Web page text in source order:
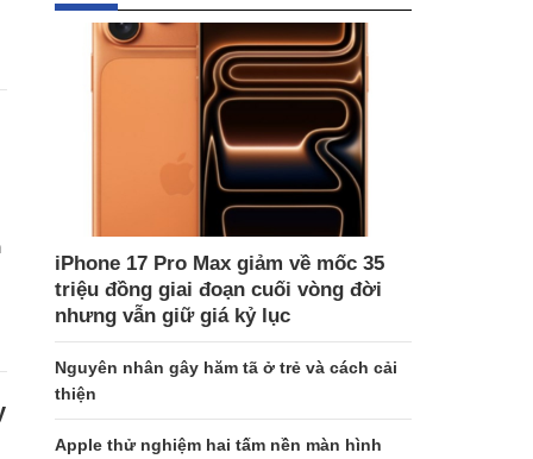
iPhone 17 Pro Max giảm về mốc 35
triệu đồng giai đoạn cuối vòng đời
nhưng vẫn giữ giá kỷ lục
Nguyên nhân gây hăm tã ở trẻ và cách cải
thiện
Apple thử nghiệm hai tấm nền màn hình